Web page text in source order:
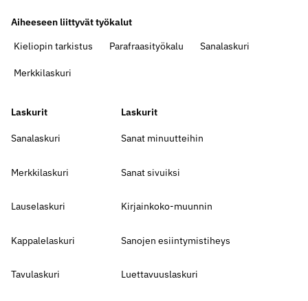
Aiheeseen liittyvät työkalut
Kieliopin tarkistus
Parafraasityökalu Sanalaskuri
Merkkilaskuri
Laskurit
Sanalaskuri
Merkkilaskuri
Lauselaskuri
Kappalelaskuri
Tavulaskuri
Laskurit
Sanat minuutteihin
Sanat sivuiksi
Kirjainkoko-muunnin
Sanojen esiintymistiheys
Luettavuuslaskuri